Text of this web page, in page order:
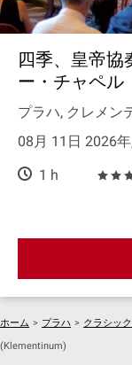
四季、皇帝協
ー・チャペル
プラハ, クレメン
08月 11日 2026
1 h
ホーム > プラハ > クラシッ
(Klementinum)